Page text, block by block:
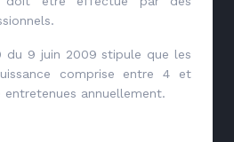
du 9 juin 2009 stipule que les
comprise entre 4 et
annuellement.